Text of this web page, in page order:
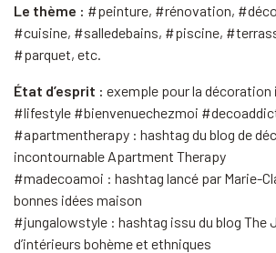
Le thème : #peinture, #rénovation,
#cuisine, #salledebains, #piscine,
#parquet, etc.
État d’esprit : exemple pour la décoration
#lifestyle #bienvenuechezmoi
#apartmentherapy : hashtag du blog de
incontournable Apartment Therapy
#madecoamoi : hashtag lancé par Marie-
bonnes idées maison
#jungalowstyle : hashtag issu du blog The
d’intérieurs bohème et ethniques